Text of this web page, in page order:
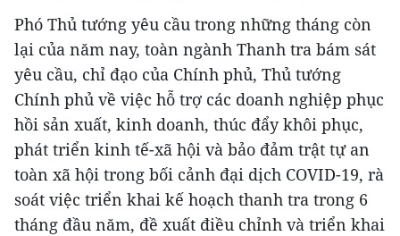
Phó Thủ tướng yêu cầu trong những tháng còn
lại của năm nay, toàn ngành Thanh tra bám sát
yêu cầu, chỉ đạo của Chính phủ, Thủ tướng
Chính phủ về việc hỗ trợ các doanh nghiệp phục
hồi sản xuất, kinh doanh, thúc đẩy khôi phục,
phát triển kinh tế-xã hội và bảo đảm trật tự an
toàn xã hội trong bối cảnh đại dịch COVID-19, rà
soát việc triển khai kế hoạch thanh tra trong 6
tháng đầu năm, đề xuất điều chỉnh và triển khai